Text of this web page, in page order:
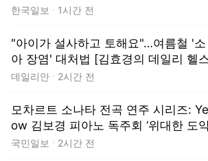
입 나우]
한국일보 1시간 전
"아이가 설사하고 토해요"…여름철 '소
아 장염' 대처법 [김효경의 데일리 헬
데일리안 2시간 전
모차르트 소나타 전곡 연주 시리즈:
ow 김보경 피아노 독주회 ‘위대한 도
국민일보 2시간 전